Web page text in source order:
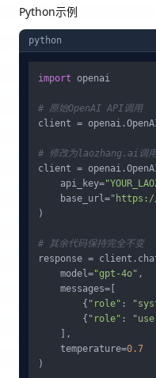
Python示例
python
import openai
# 原始OpenAI API调用
client =
# 修改为laozhang.ai调用
client =
    api_key=
    base_url=
)
# 其余代码保持完全不变
response =
    model=
"gpt-4o" ,
    messages=[
        {
"role" :
        {
"role" :
    ],
    temperature=
0.7
)